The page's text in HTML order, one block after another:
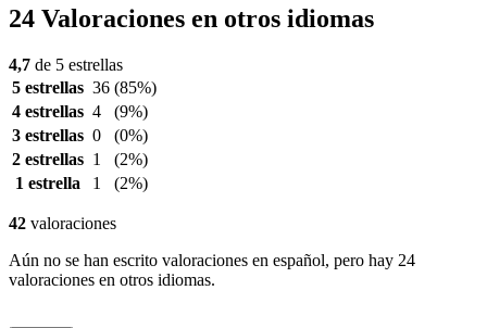
24 Valoraciones en otros idiomas
4,7 de 5 estrellas
5 estrellas 36 (85%)
4 estrellas 4
(9%)
3 estrellas 0
(0%)
2 estrellas 1
(2%)
1 estrella
1 (2%)
42 valoraciones
Aún no se han escrito valoraciones en español, pero hay 24
valoraciones en otros idiomas.